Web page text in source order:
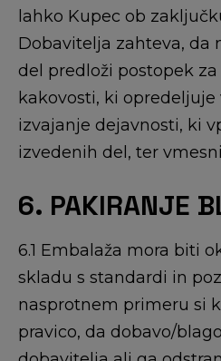
lahko Kupec ob
Dobavitelja zahteva, da
del predloži postopek
kakovosti, ki opredeljuje
izvajanje dejavnosti, ki
izvedenih del, ter
6. PAKIRANJE
6.1 Embalaža mora biti
skladu s standardi in
nasprotnem primeru si
pravico, da dobavo/